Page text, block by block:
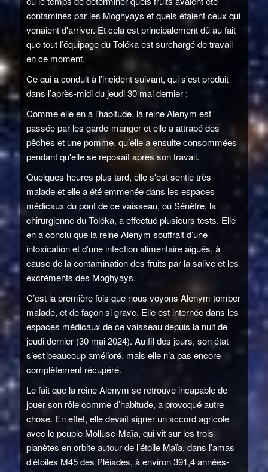
contaminés par les Moghyays et quels étaient ceux qui
venaient d'arriver. Et cela est principalement dû au fait
que tout l’équipage du Toléka est surchargé de travail
en ce moment.
Ce qui a conduit à l’incident suivant, qui s'est produit
dans l’après-midi du jeudi 30 mai dernier :
Comme elle en a l'habitude, la reine Alenym est
passée par les garde-manger et elle a attrapé des
pêches et une pomme, qu’elle a ensuite consommées
pendant qu'elle se reposait après son travail.
Quelques heures plus tard, elle s'est sentie très
malade et elle a été emmenée dans les espaces
médicaux du pont de ce vaisseau, où Sénètre, la
chirurgienne du Toléka, a effectué plusieurs tests. Elle
en a conclu que la reine Alenym souffrait d’une
intoxication et d’une infection alimentaire aiguës, à
cause de la contamination des fruits par la salive et les
excréments des Moghyays.
C’est la première fois que nous voyons Alenym tomber
malade, et de façon si grave. Elle est internée dans les
espaces médicaux de ce vaisseau depuis la nuit de
jeudi dernier (30 mai 2024). Au fil des jours, son état
s’est beaucoup amélioré, mais elle n’a pas encore
complètement récupéré.
Le fait que la reine Alenym se retrouve incapable de
jouer son rôle comme d’habitude, a provoqué autre
chose. En effet, elle devait signer un accord agricole
avec le peuple Mollusc-Maïa, qui vit sur les trois
planètes en orbite autour de l’étoile Maïa, dans l’amas
d’étoiles M45 des Pléiades, à environ 391,4 années-